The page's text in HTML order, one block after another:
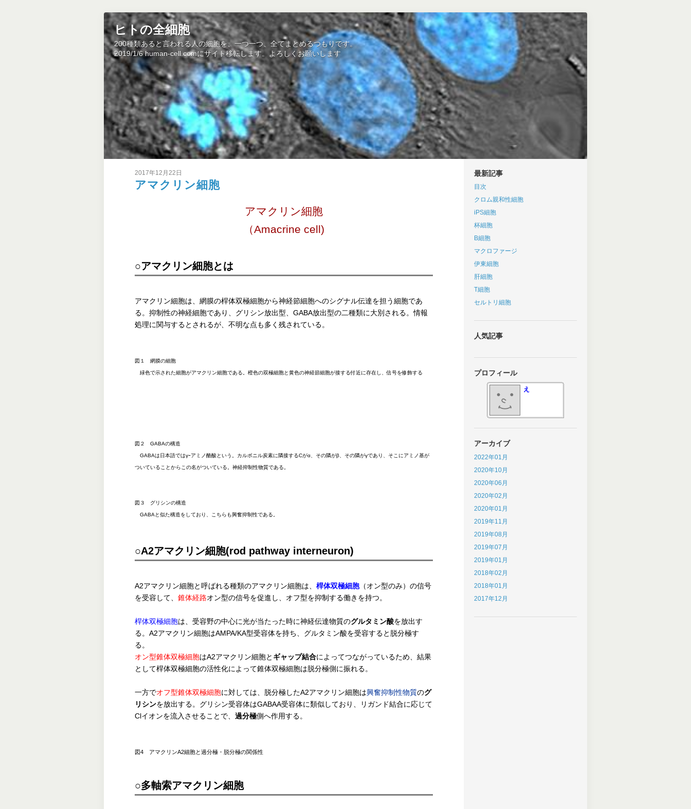
ヒトの全細胞
200種類あると言われる人の細胞を、一つ一つ、全てまとめるつもりです。
2019/1/6 human-cell.comにサイト移転します。よろしくお願いします
2017年12月22日
アマクリン細胞
アマクリン細胞
（Amacrine cell)
○アマクリン細胞とは
アマクリン細胞は、網膜の桿体双極細胞から神経節細胞へのシグナル伝達を担う細胞であ
る。抑制性の神経細胞であり、グリシン放出型、GABA放出型の二種類に大別される。情報
処理に関与するとされるが、不明な点も多く残されている。
図１ 網膜の細胞
緑色で示された細胞がアマクリン細胞である。橙色の双極細胞と黄色の神経節細胞が接する付近に存在し、信号を修飾する
図２ GABAの構造
GABAは日本語ではγｰアミノ酪酸という。カルボニル炭素に隣接するCがα、その隣がβ、その隣がγであり、そこにアミノ基が
ついていることからこの名がついている。神経抑制性物質である。
図３ グリシンの構造
GABAと似た構造をしており、こちらも興奮抑制性である。
○A2アマクリン細胞(rod pathway interneuron)
A2アマクリン細胞と呼ばれる種類のアマクリン細胞は、 桿体双極細胞（オン型のみ）の信号
を受容して、 錐体経路オン型の信号を促進し、オフ型を抑制する働きを持つ。
桿体双極細胞は、受容野の中心に光が当たった時に神経伝達物質のグルタミン酸を放出す
る。A2アマクリン細胞はAMPA/KA型受容体を持ち、グルタミン酸を受容すると脱分極す
る。
オン型錐体双極細胞はA2アマクリン細胞と ギャップ結合によってつながっているため、結果
として桿体双極細胞の活性化によって錐体双極細胞は脱分極側に振れる。
一方でオフ型錐体双極細胞に対しては、脱分極したA2アマクリン細胞は興奮抑制性物質のグ
リシンを放出する。グリシン受容体はGABAA受容体に類似しており、リガンド結合に応じて
Clイオンを流入させることで、 過分極側へ作用する。
図4 アマクリンA2細胞と過分極・脱分極の関係性
○多軸索アマクリン細胞
最新記事
目次
クロム親和性細胞
iPS細胞
杯細胞
B細胞
マクロファージ
伊東細胞
肝細胞
T細胞
セルトリ細胞
人気記事
プロフィール
え
アーカイブ
2022年01月
2020年10月
2020年06月
2020年02月
2020年01月
2019年11月
2019年08月
2019年07月
2019年01月
2018年02月
2018年01月
2017年12月